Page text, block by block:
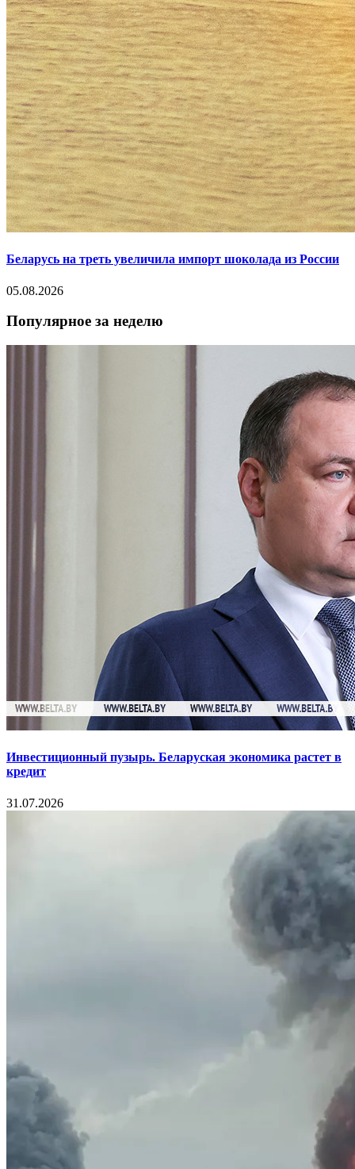
Беларусь на треть увеличила импорт шоколада из России
05.08.2026
Популярное за неделю
Инвестиционный пузырь. Беларуская экономика растет в
кредит
31.07.2026